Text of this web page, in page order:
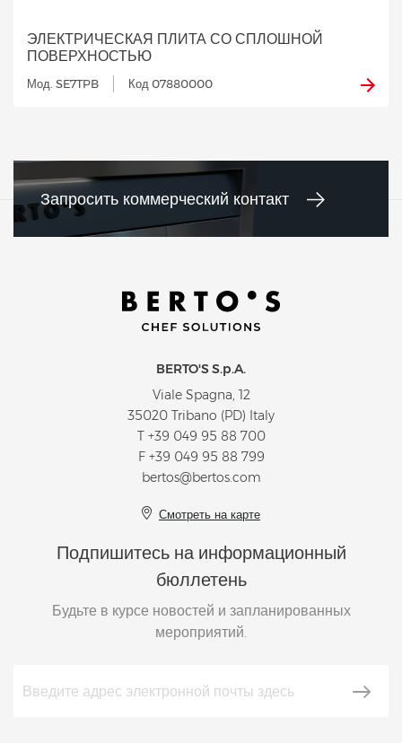
ЭЛЕКТРИЧЕСКАЯ ПЛИТА СО СПЛОШНОЙ
ПОВЕРХНОСТЬЮ
Мод. SE7TPB Код 07880000
Запросить коммерческий контакт
BERTO'S S.p.A.
Viale Spagna, 12
35020 Tribano (PD) Italy
T +39 049 95 88 700
F +39 049 95 88 799
bertos@bertos.com
Смотреть на карте
Подпишитесь на информационный
бюллетень
Будьте в курсе новостей и запланированных
мероприятий.